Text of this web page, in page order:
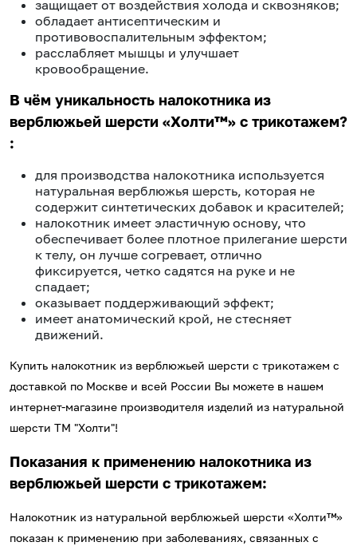
защищает от воздействия холода и сквозняков;
обладает антисептическим и
противовоспалительным эффектом;
расслабляет мышцы и улучшает
кровообращение.
В чём уникальность налокотника из
верблюжьей шерсти «Холти™» с трикотажем?
:
для производства налокотника используется
натуральная верблюжья шерсть, которая не
содержит синтетических добавок и красителей;
налокотник имеет эластичную основу, что
обеспечивает более плотное прилегание шерсти
к телу, он лучше согревает, отлично
фиксируется, четко садятся на руке и не
спадает;
оказывает поддерживающий эффект;
имеет анатомический крой, не стесняет
движений.
Купить налокотник из верблюжьей шерсти с трикотажем с
доставкой по Москве и всей России Вы можете в нашем
интернет-магазине производителя изделий из натуральной
шерсти ТМ "Холти"!
Показания к применению налокотника из
верблюжьей шерсти с трикотажем:
Налокотник из натуральной верблюжьей шерсти «Холти™»
показан к применению при заболеваниях, связанных с